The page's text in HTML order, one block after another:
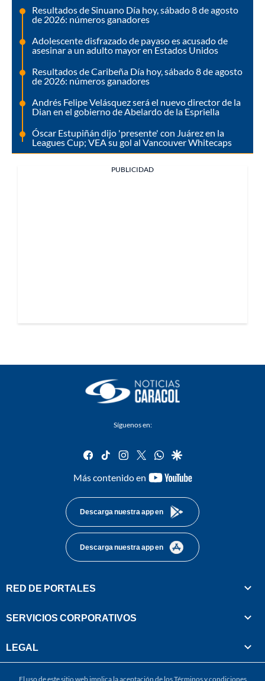
Resultados de Sinuano Día hoy, sábado 8 de agosto
de 2026: números ganadores
Adolescente disfrazado de payaso es acusado de
asesinar a un adulto mayor en Estados Unidos
Resultados de Caribeña Día hoy, sábado 8 de agosto
de 2026: números ganadores
Andrés Felipe Velásquez será el nuevo director de la
Dian en el gobierno de Abelardo de la Espriella
Óscar Estupiñán dijo 'presente' con Juárez en la
Leagues Cup; VEA su gol al Vancouver Whitecaps
PUBLICIDAD
Síguenos en:
facebook
tiktok instagram
twitterwhatsapp
google
Más contenido en
youtube-
Descarga nuestra app en
Descarga nuestra app en
RED DE PORTALES
SERVICIOS CORPORATIVOS
LEGAL
El uso de este sitio web implica la aceptación de losTérminos y condiciones